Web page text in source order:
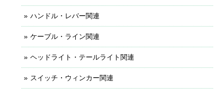
ハンドル・レバー関連
ケーブル・ライン関連
ヘッドライト・テールライト関連
スイッチ・ウィンカー関連